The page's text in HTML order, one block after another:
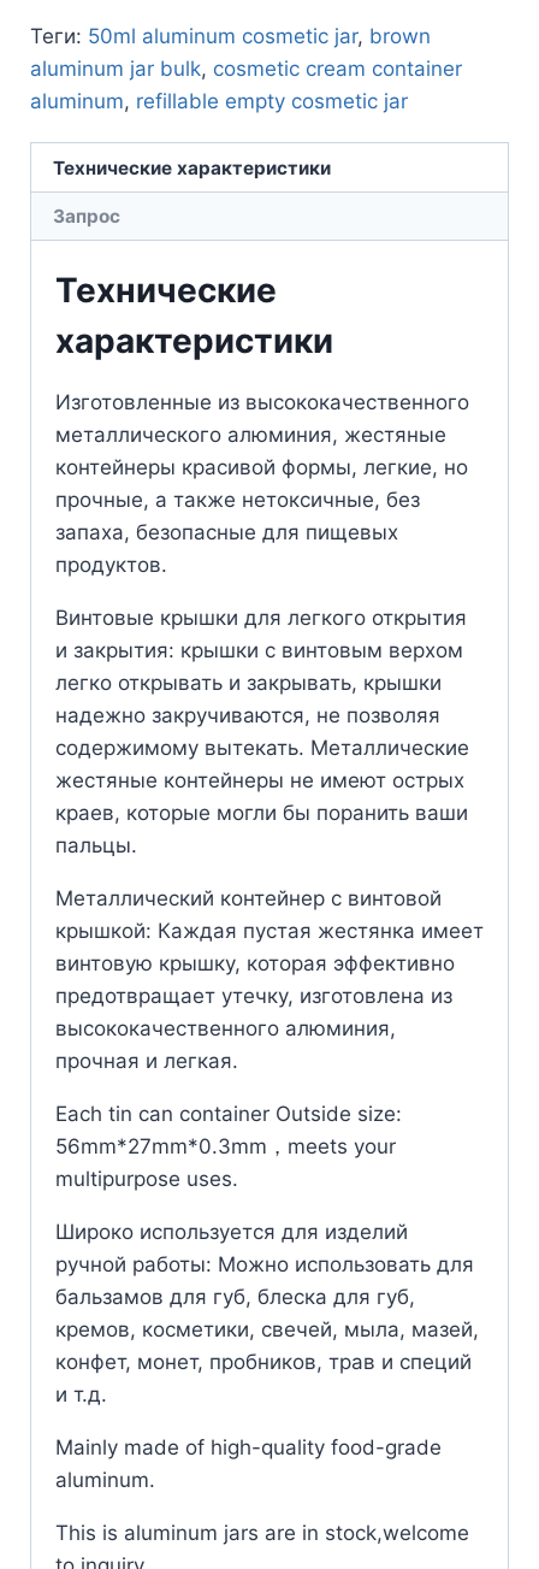
Теги: 50ml aluminum cosmetic jar, brown
aluminum jar bulk, cosmetic cream container
aluminum, refillable empty cosmetic jar
Технические характеристики
Запрос
Технические
характеристики
Изготовленные из высококачественного
металлического алюминия, жестяные
контейнеры красивой формы, легкие, но
прочные, а также нетоксичные, без
запаха, безопасные для пищевых
продуктов.
Винтовые крышки для легкого открытия
и закрытия: крышки с винтовым верхом
легко открывать и закрывать, крышки
надежно закручиваются, не позволяя
содержимому вытекать. Металлические
жестяные контейнеры не имеют острых
краев, которые могли бы поранить ваши
пальцы.
Металлический контейнер с винтовой
крышкой: Каждая пустая жестянка имеет
винтовую крышку, которая эффективно
предотвращает утечку, изготовлена из
высококачественного алюминия,
прочная и легкая.
Each tin can container Outside size:
56mm*27mm*0.3mm，meets your
multipurpose uses.
Широко используется для изделий
ручной работы: Можно использовать для
бальзамов для губ, блеска для губ,
кремов, косметики, свечей, мыла, мазей,
конфет, монет, пробников, трав и специй
и т.д.
Mainly made of high-quality food-grade
aluminum.
This is aluminum jars are in stock,welcome